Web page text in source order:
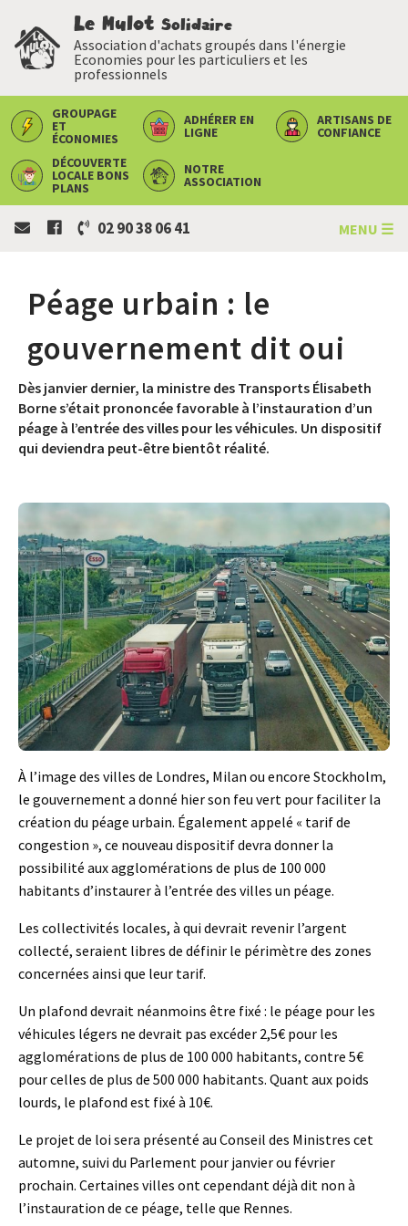
Le Mulot Solidaire
Association d'achats groupés dans l'énergie
Economies pour les particuliers et les
professionnels
GROUPAGE
ET
ÉCONOMIES
ADHÉRER EN
LIGNE
ARTISANS DE
CONFIANCE
DÉCOUVERTE
LOCALE BONS
PLANS
NOTRE
ASSOCIATION
02 90 38 06 41 MENU ☰
Péage urbain : le
gouvernement dit oui
Dès janvier dernier, la ministre des Transports Élisabeth
Borne s’était prononcée favorable à l’instauration d’un
péage à l’entrée des villes pour les véhicules. Un dispositif
qui deviendra peut-être bientôt réalité.
À l’image des villes de Londres, Milan ou encore Stockholm,
le gouvernement a donné hier son feu vert pour faciliter la
création du péage urbain. Également appelé « tarif de
congestion », ce nouveau dispositif devra donner la
possibilité aux agglomérations de plus de 100 000
habitants d’instaurer à l’entrée des villes un péage.
Les collectivités locales, à qui devrait revenir l’argent
collecté, seraient libres de définir le périmètre des zones
concernées ainsi que leur tarif.
Un plafond devrait néanmoins être fixé : le péage pour les
véhicules légers ne devrait pas excéder 2,5€ pour les
agglomérations de plus de 100 000 habitants, contre 5€
pour celles de plus de 500 000 habitants. Quant aux poids
lourds, le plafond est fixé à 10€.
Le projet de loi sera présenté au Conseil des Ministres cet
automne, suivi du Parlement pour janvier ou février
prochain. Certaines villes ont cependant déjà dit non à
l’instauration de ce péage, telle que Rennes.